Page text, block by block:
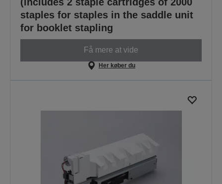
staples for staples in the saddle unit
for booklet stapling
Få mere at vide
Her køber du